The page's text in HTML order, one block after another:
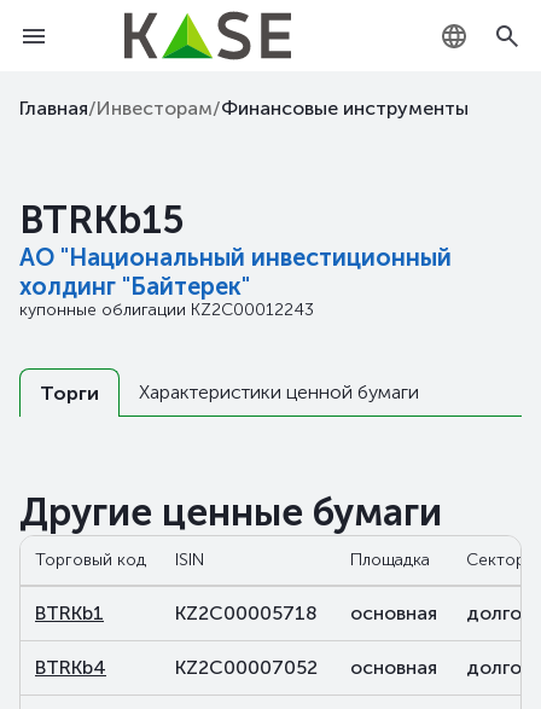
KZ
Главная/Инвесторам/Финансовые инструменты
BTRKb15
АО "Национальный инвестиционный
холдинг "Байтерек"
купонные облигации KZ2C00012243
Торги Характеристики ценной бумаги
Другие ценные бумаги
Торговый код ISIN Площадка Сектор
BTRKb1 KZ2C00005718 основная
BTRKb4 KZ2C00007052 основная